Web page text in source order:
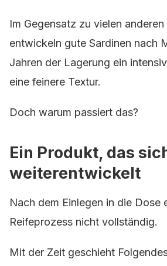
Im Gegensatz zu vielen
entwickeln gute Sardinen nach
Jahren der Lagerung ein
eine feinere Textur.
Doch warum passiert das?
Ein Produkt, das
weiterentwickelt
Nach dem Einlegen in die Dose
Reifeprozess nicht vollständig.
Mit der Zeit geschieht